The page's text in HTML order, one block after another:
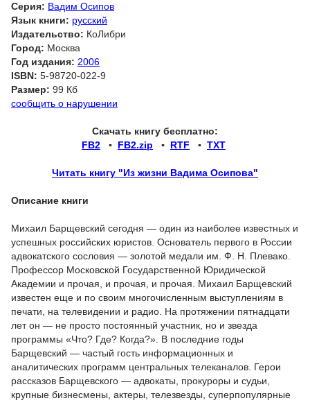
Серия: Вадим Осипов
Язык книги: русский
Издательство: КоЛибри
Город: Москва
Год издания: 2006
ISBN: 5-98720-022-9
Размер: 99 Кб
сообщить о нарушении
Скачать книгу бесплатно:
FB2 ▪ FB2.zip ▪ RTF ▪ TXT
Читать книгу "Из жизни Вадима Осипова"
Описание книги
Михаил Барщевский сегодня — один из наиболее известных и
успешных российских юристов. Основатель первого в России
адвокатского сословия — золотой медали им. Ф. Н. Плевако.
Профессор Московской Государственной Юридической
Академии и прочая, и прочая, и прочая. Михаил Барщевский
известен еще и по своим многочисленным выступлениям в
печати, на телевидении и радио. На протяжении пятнадцати
лет он — не просто постоянный участник, но и звезда
программы «Что? Где? Когда?». В последние годы
Барщевский — частый гость информационных и
аналитических программ центральных телеканалов. Герои
рассказов Барщевского — адвокаты, прокуроры и судьи,
крупные бизнесмены, актеры, телезвезды, суперпопулярные